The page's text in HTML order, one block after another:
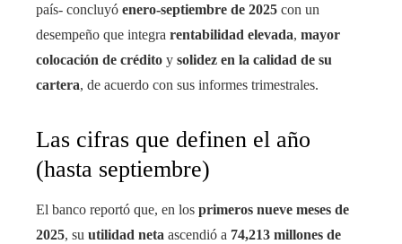
país- concluyó enero-septiembre de 2025 con un
desempeño que integra rentabilidad elevada, mayor
colocación de crédito y solidez en la calidad de su
cartera, de acuerdo con sus informes trimestrales.
Las cifras que definen el año
(hasta septiembre)
El banco reportó que, en los primeros nueve meses de
2025, su utilidad neta ascendió a 74,213 millones de